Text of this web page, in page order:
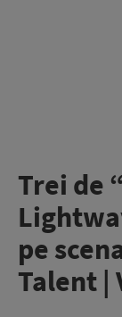
Trei de
pe
Talent |